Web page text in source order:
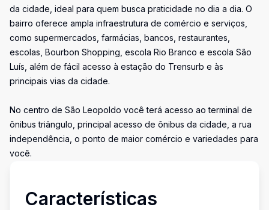
da cidade, ideal para quem busca praticidade no dia a dia. O
bairro oferece ampla infraestrutura de comércio e serviços,
como supermercados, farmácias, bancos, restaurantes,
escolas, Bourbon Shopping, escola Rio Branco e escola São
Luís, além de fácil acesso à estação do Trensurb e às
principais vias da cidade.
No centro de São Leopoldo você terá acesso ao terminal de
ônibus triângulo, principal acesso de ônibus da cidade, a rua
independência, o ponto de maior comércio e variedades para
você.
Características